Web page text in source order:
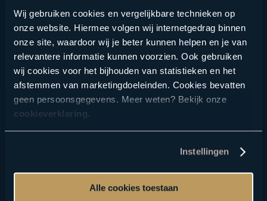
Wij gebruiken cookies en vergelijkbare technieken op
onze website. Hiermee volgen wij internetgedrag binnen
onze site, waardoor wij je beter kunnen helpen en je van
relevantere informatie kunnen voorzien. Ook gebruiken
wij cookies voor het bijhouden van statistieken en het
afstemmen van marketingdoeleinden. Cookies bevatten
geen persoonsgegevens. Meer weten? Bekijk onze
cookieverklaring.
Instellingen
Alle cookies toestaan